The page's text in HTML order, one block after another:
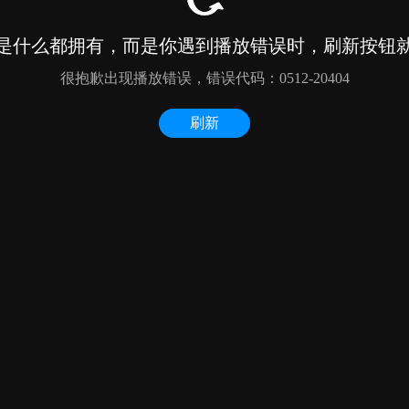
什么都拥有，而是你遇到播放错误时，刷新按钮
很抱歉出现播放错误，错误代码：0512-20404
刷新